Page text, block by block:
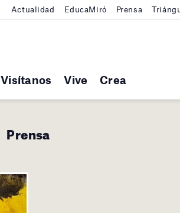
Visítanos Vive Crea
Actualidad EducaMiró Prensa
Prensa